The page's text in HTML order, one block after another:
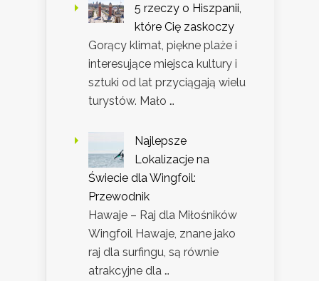
5 rzeczy o Hiszpanii,
które Cię zaskoczy
Gorący klimat, piękne plaże i
interesujące miejsca kultury i
sztuki od lat przyciągają wielu
turystów. Mało …
Najlepsze
Lokalizacje na
Świecie dla Wingfoil:
Przewodnik
Hawaje – Raj dla Miłośników
Wingfoil Hawaje, znane jako
raj dla surfingu, są równie
atrakcyjne dla …